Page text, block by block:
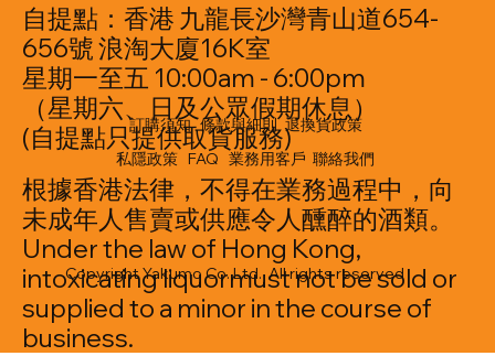
自提點：香港 九龍長沙灣青山道654-
656號 浪淘大廈16K室
星期一至五 10:00am - 6:00pm
（星期六、日及公眾假期休息）
(自提點只提供取貨服務)
訂購須知 條款與細則 退換貨政策
私隱政策 FAQ 業務用客戶 聯絡我們
根據香港法律，不得在業務過程中，向
未成年人售賣或供應令人醺醉的酒類。
Under the law of Hong Kong,
intoxicating liquormust not be sold or
supplied to a minor in the course of
business.
Copyright Yakumo Co. Ltd. All rights reserved